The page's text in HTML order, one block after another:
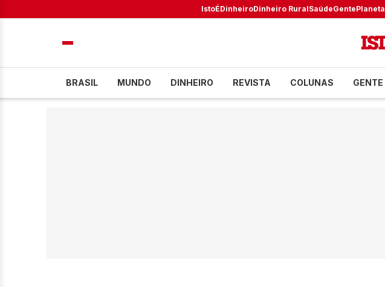
IstoÉDinheiroDinheiro RuralSaúdeGentePlaneta
BRASIL MUNDO DINHEIRO REVISTA COLUNAS GENTE